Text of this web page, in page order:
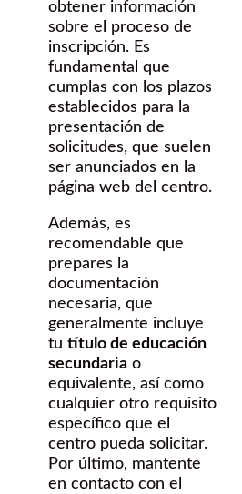
obtener información
sobre el proceso de
inscripción. Es
fundamental que
cumplas con los plazos
establecidos para la
presentación de
solicitudes, que suelen
ser anunciados en la
página web del centro.
Además, es
recomendable que
prepares la
documentación
necesaria, que
generalmente incluye
tu título de educación
secundaria o
equivalente, así como
cualquier otro requisito
específico que el
centro pueda solicitar.
Por último, mantente
en contacto con el